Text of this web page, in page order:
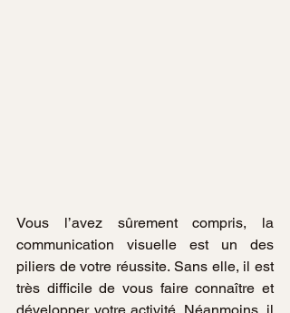
Vous l’avez sûrement compris, la
communication visuelle est un des
piliers de votre réussite. Sans elle, il est
très difficile de vous faire connaître et